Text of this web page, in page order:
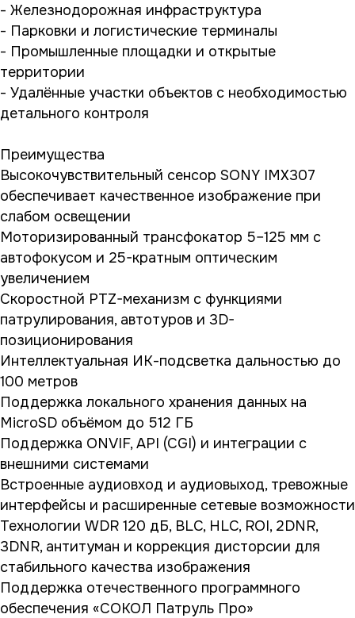
- Железнодорожная инфраструктура
- Парковки и логистические терминалы
- Промышленные площадки и открытые
территории
- Удалённые участки объектов с необходимостью
детального контроля
Преимущества
Высокочувствительный сенсор SONY IMX307
обеспечивает качественное изображение при
слабом освещении
Моторизированный трансфокатор 5–125 мм с
автофокусом и 25-кратным оптическим
увеличением
Скоростной PTZ-механизм с функциями
патрулирования, автотуров и 3D-
позиционирования
Интеллектуальная ИК-подсветка дальностью до
100 метров
Поддержка локального хранения данных на
MicroSD объёмом до 512 ГБ
Поддержка ONVIF, API (CGI) и интеграции с
внешними системами
Встроенные аудиовход и аудиовыход, тревожные
интерфейсы и расширенные сетевые возможности
Технологии WDR 120 дБ, BLC, HLC, ROI, 2DNR,
3DNR, антитуман и коррекция дисторсии для
стабильного качества изображения
Поддержка отечественного программного
обеспечения «СОКОЛ Патруль Про»